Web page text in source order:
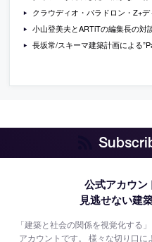
クラウディオ・バラドロン・Z+ディエゴ・グラス
小山登美夫とARTiTの編集長の対
長坂常/スキーマ建築計画による
公式アカウン
見逃せない建
「建築と社会の関係を視覚化する
アカウントです。様々な切り口に